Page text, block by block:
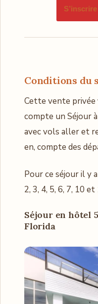
Conditions du
Cette vente privée
compte un Séjour
avec vols aller et
en, compte des
Pour ce séjour il y
2, 3, 4, 5, 6, 7, 10
Séjour en hôtel
Florida